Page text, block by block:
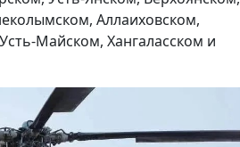
Аллаиховском,
Майском, Хангаласском и